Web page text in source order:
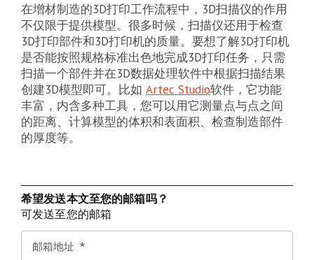
在增材制造的3D打印工作流程中，3D扫描仪的作用
不仅限于提供模型。很多时候，扫描仪还用于检查
3D打印部件和3D打印机的质量。要想了解3D打印机
是否能按照规格标准出色地完成3D打印任务，只需
扫描一个部件并在3D数据处理软件中根据扫描结果
创建3D模型即可。比如 Artec Studio软件，它功能
丰富，内含多种工具，您可以用它测量点与点之间
的距离、计算模型的体积和表面积、检查制造部件
的厚度等。
希望发送本文至您的邮箱吗？
可发送至您的邮箱
邮箱地址